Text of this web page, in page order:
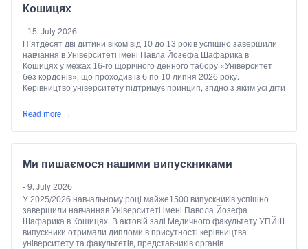
Кошицях
- 15. July 2026
П’ятдесят дві дитини віком від 10 до 13 років успішно завершили
навчання в Університеті імені Павла Йозефа Шафарика в
Кошицях у межах 16-го щорічного денного табору «Університет
без кордонів», що проходив із 6 по 10 липня 2026 року.
Керівництво університету підтримує принцип, згідно з яким усі діти
Read more →
Ми пишаємося нашими випускниками
- 9. July 2026
У 2025/2026 навчальному році майже1500 випускників успішно
завершили навчанняв Університеті імені Павола Йозефа
Шафарика в Кошицях. В актовій залі Медичного факультету УПЙШ
випускники отримали дипломи в присутності керівництва
університету та факультетів, представників органів